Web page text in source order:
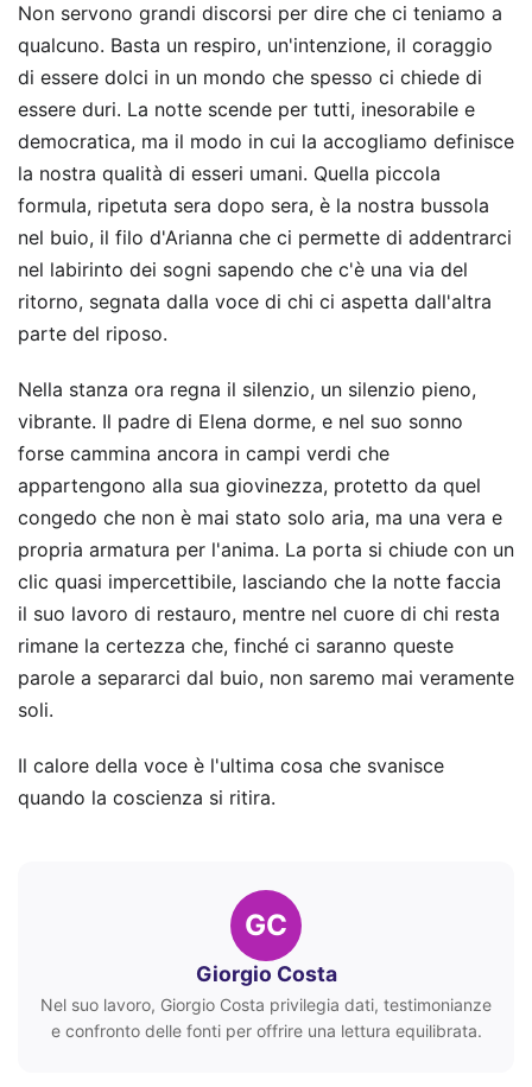
Non servono grandi discorsi per dire che ci teniamo a
qualcuno. Basta un respiro, un'intenzione, il coraggio
di essere dolci in un mondo che spesso ci chiede di
essere duri. La notte scende per tutti, inesorabile e
democratica, ma il modo in cui la accogliamo definisce
la nostra qualità di esseri umani. Quella piccola
formula, ripetuta sera dopo sera, è la nostra bussola
nel buio, il filo d'Arianna che ci permette di addentrarci
nel labirinto dei sogni sapendo che c'è una via del
ritorno, segnata dalla voce di chi ci aspetta dall'altra
parte del riposo.
Nella stanza ora regna il silenzio, un silenzio pieno,
vibrante. Il padre di Elena dorme, e nel suo sonno
forse cammina ancora in campi verdi che
appartengono alla sua giovinezza, protetto da quel
congedo che non è mai stato solo aria, ma una vera e
propria armatura per l'anima. La porta si chiude con un
clic quasi impercettibile, lasciando che la notte faccia
il suo lavoro di restauro, mentre nel cuore di chi resta
rimane la certezza che, finché ci saranno queste
parole a separarci dal buio, non saremo mai veramente
soli.
Il calore della voce è l'ultima cosa che svanisce
quando la coscienza si ritira.
GC
Giorgio Costa
Nel suo lavoro, Giorgio Costa privilegia dati, testimonianze
e confronto delle fonti per offrire una lettura equilibrata.